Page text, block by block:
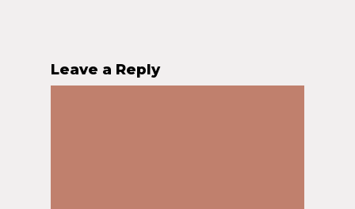
Leave a Reply